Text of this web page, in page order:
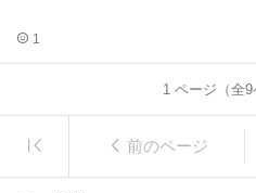
1
1 ページ（全9
前のページ